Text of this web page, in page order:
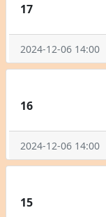
17
2024-12-06 14:00
16
2024-12-06 14:00
15